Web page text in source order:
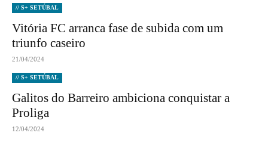
// S+ SETÚBAL
Vitória FC arranca fase de subida com um
triunfo caseiro
21/04/2024
// S+ SETÚBAL
Galitos do Barreiro ambiciona conquistar a
Proliga
12/04/2024